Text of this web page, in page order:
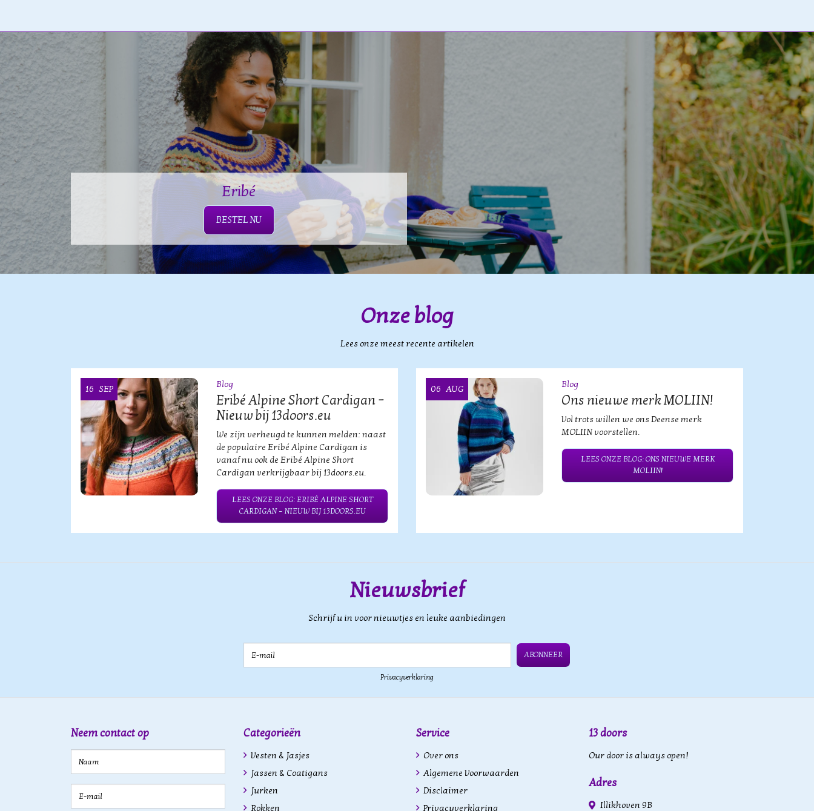
Eribé
BESTEL NU
Onze blog
Lees onze meest recente artikelen
16 SEP Blog
Eribé Alpine Short Cardigan –
Nieuw bij 13doors.eu
We zijn verheugd te kunnen melden: naast
de populaire Eribé Alpine Cardigan is
vanaf nu ook de Eribé Alpine Short
Cardigan verkrijgbaar bij 13doors.eu.
LEES ONZE BLOG: ERIBÉ ALPINE SHORT
CARDIGAN – NIEUW BIJ 13DOORS.EU
06 AUG Blog
Ons nieuwe merk MOLIIN!
Vol trots willen we ons Deense merk
MOLIIN voorstellen.
LEES ONZE BLOG: ONS NIEUWE MERK
MOLIIN!
Nieuwsbrief
Schrijf u in voor nieuwtjes en leuke aanbiedingen
E-mail
ABONNEER
Privacyverklaring
Neem contact op Categorieën
Vesten & Jasjes
Jassen & Coatigans
Jurken
Rokken
Service
Over ons
Algemene Voorwaarden
Disclaimer
Privacyverklaring
13 doors
Our door is always open!
Adres
Illikhoven 9B